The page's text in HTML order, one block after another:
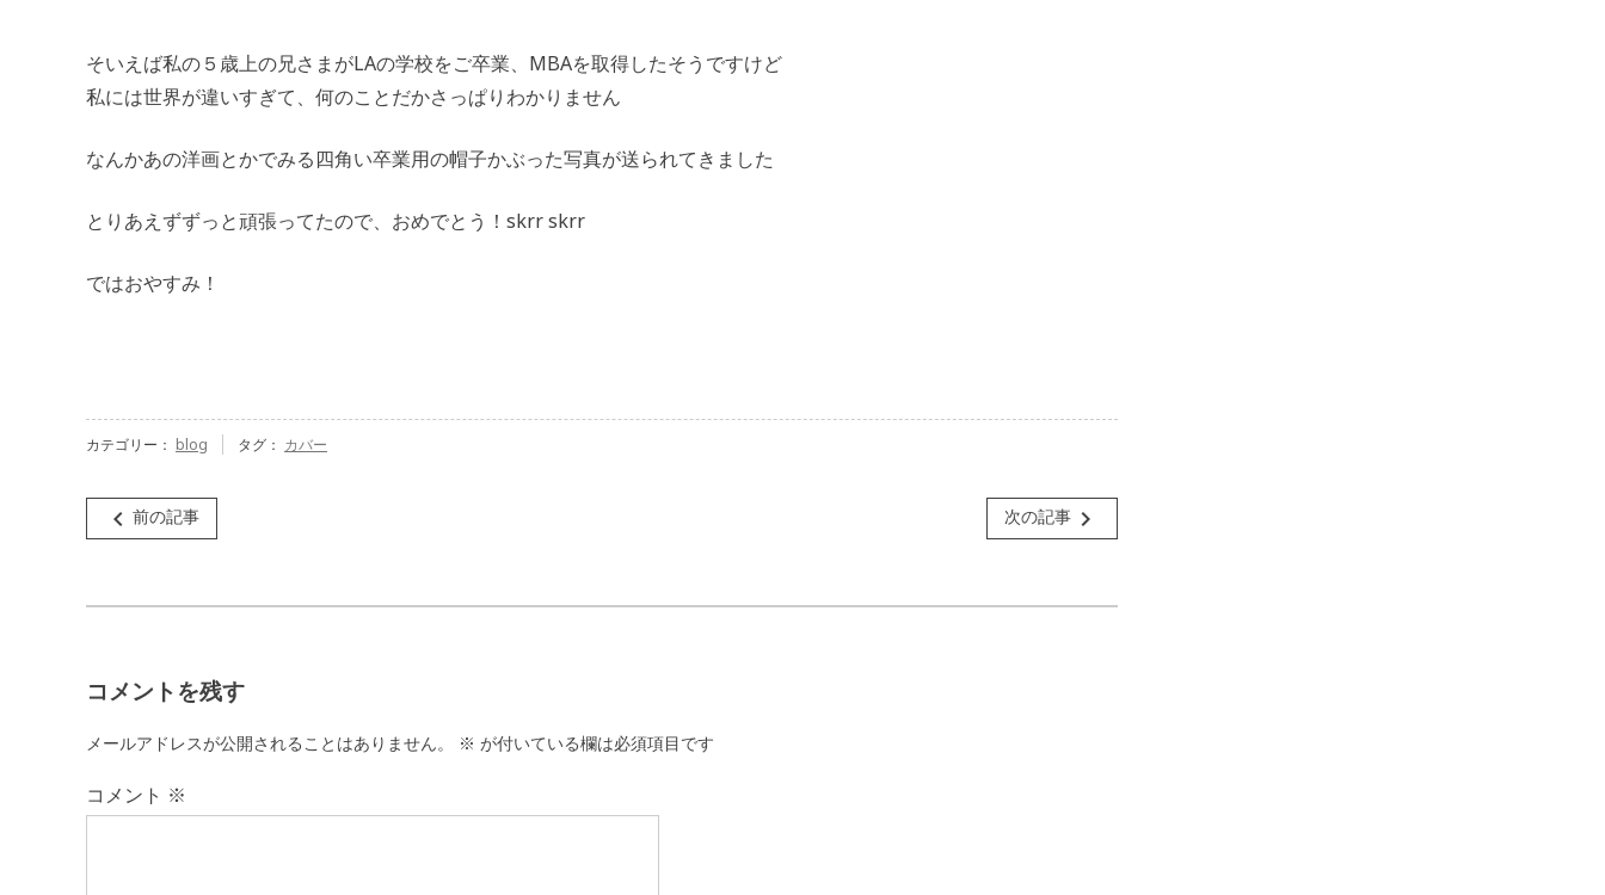
そいえば私の５歳上の兄さまがLAの学校をご卒業、MBAを取得したそうですけど
私には世界が違いすぎて、何のことだかさっぱりわかりません
なんかあの洋画とかでみる四角い卒業用の帽子かぶった写真が送られてきました
とりあえずずっと頑張ってたので、おめでとう！skrr skrr
ではおやすみ！
カテゴリー： blog タグ： カバー
投
稿
ー
シ
ン
navigate_before 前の記事 次の記事 navigate_next
コメントを残す
メールアドレスが公開されることはありません。 ※ が付いている欄は必須項目です
コメント ※